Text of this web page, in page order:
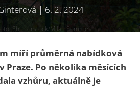
| 6. 2. 2024
Shutterstock/Milan Sommer
míří průměrná nabídková
Praze. Po několika měsících
vzhůru, aktuálně je